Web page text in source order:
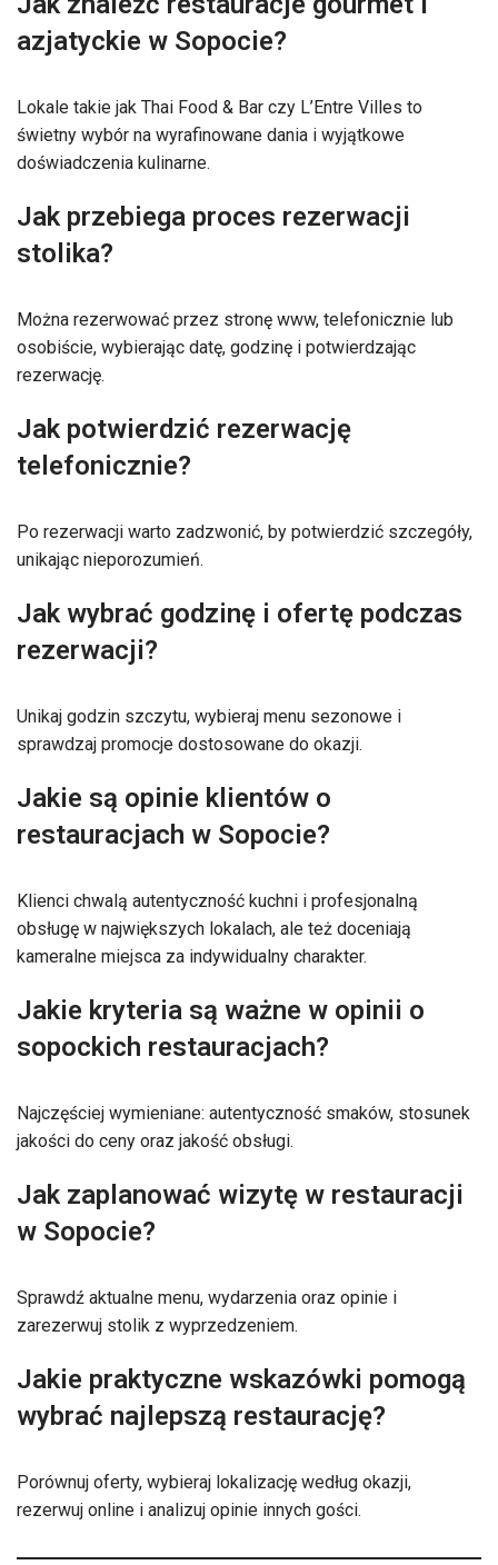
azjatyckie w Sopocie?
Lokale takie jak Thai Food & Bar czy L’Entre Villes to
świetny wybór na wyrafinowane dania i wyjątkowe
doświadczenia kulinarne.
Jak przebiega proces rezerwacji
stolika?
Można rezerwować przez stronę www, telefonicznie lub
osobiście, wybierając datę, godzinę i potwierdzając
rezerwację.
Jak potwierdzić rezerwację
telefonicznie?
Po rezerwacji warto zadzwonić, by potwierdzić szczegóły,
unikając nieporozumień.
Jak wybrać godzinę i ofertę podczas
rezerwacji?
Unikaj godzin szczytu, wybieraj menu sezonowe i
sprawdzaj promocje dostosowane do okazji.
Jakie są opinie klientów o
restauracjach w Sopocie?
Klienci chwalą autentyczność kuchni i profesjonalną
obsługę w największych lokalach, ale też doceniają
kameralne miejsca za indywidualny charakter.
Jakie kryteria są ważne w opinii o
sopockich restauracjach?
Najczęściej wymieniane: autentyczność smaków, stosunek
jakości do ceny oraz jakość obsługi.
Jak zaplanować wizytę w restauracji
w Sopocie?
Sprawdź aktualne menu, wydarzenia oraz opinie i
zarezerwuj stolik z wyprzedzeniem.
Jakie praktyczne wskazówki pomogą
wybrać najlepszą restaurację?
Porównuj oferty, wybieraj lokalizację według okazji,
rezerwuj online i analizuj opinie innych gości.